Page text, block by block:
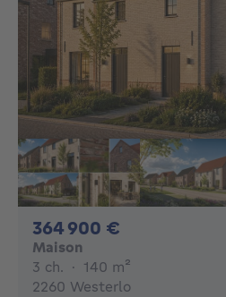
364 900 €
Maison
3 ch. 3 chambres
· 140 m²
2260 Westerlo